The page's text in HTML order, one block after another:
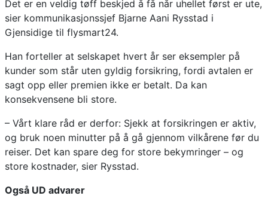
Det er en veldig tøff beskjed å få når uhellet først er ute,
sier kommunikasjonssjef Bjarne Aani Rysstad i
Gjensidige til flysmart24.
Han forteller at selskapet hvert år ser eksempler på
kunder som står uten gyldig forsikring, fordi avtalen er
sagt opp eller premien ikke er betalt. Da kan
konsekvensene bli store.
– Vårt klare råd er derfor: Sjekk at forsikringen er aktiv,
og bruk noen minutter på å gå gjennom vilkårene før du
reiser. Det kan spare deg for store bekymringer – og
store kostnader, sier Rysstad.
Også UD advarer